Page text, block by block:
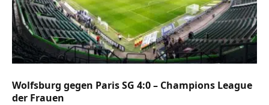
Wolfsburg gegen Paris SG 4:0 – Champions League
der Frauen